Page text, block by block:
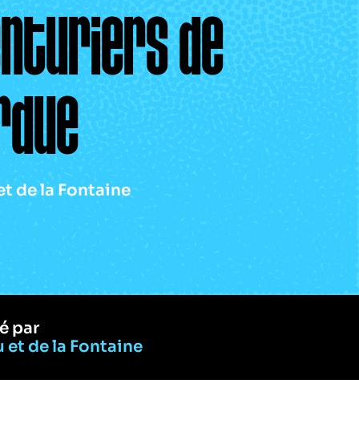
de
de la Fontaine
par
et de la Fontaine